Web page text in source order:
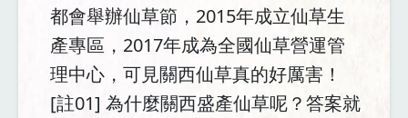
都會舉辦仙草節，2015年成立仙草生
產專區，2017年成為全國仙草營運管
理中心，可見關西仙草真的好厲害！
[註01] 為什麼關西盛產仙草呢？答案就